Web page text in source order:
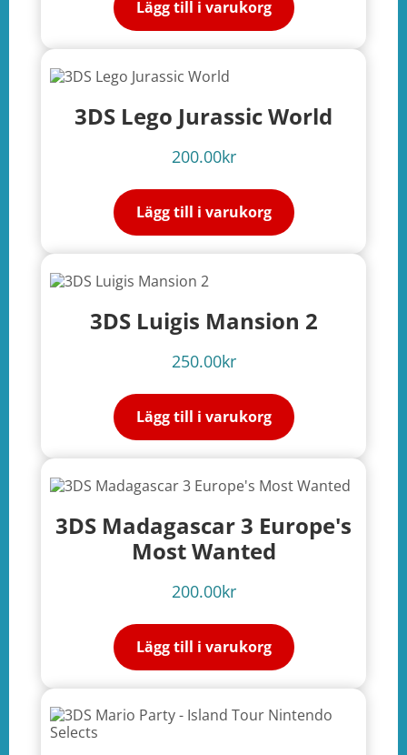
Lägg till i varukorg
3DS Lego Jurassic World
200.00kr
Lägg till i varukorg
3DS Luigis Mansion 2
250.00kr
Lägg till i varukorg
3DS Madagascar 3 Europe's
Most Wanted
200.00kr
Lägg till i varukorg